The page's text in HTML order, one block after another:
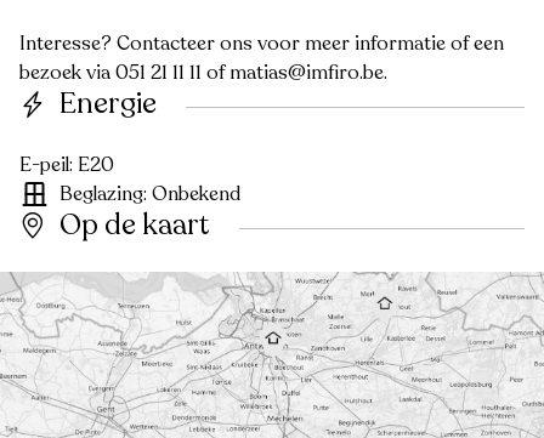
Interesse? Contacteer ons voor meer informatie of een
bezoek via 051 21 11 11 of matias@imfiro.be.
Energie
E-peil: E20
Beglazing: Onbekend
Op de kaart